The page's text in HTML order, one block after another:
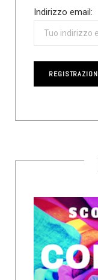
Indirizzo email: